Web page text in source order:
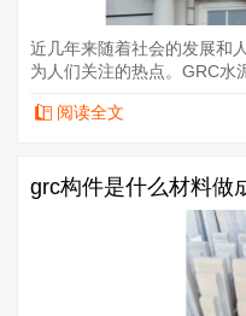
近几年来随着社会的发展和
为人们关注的热点。GRC水
阅读全文
grc构件是什么材料做